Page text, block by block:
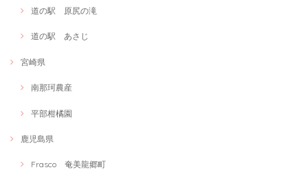
道の駅 原尻の滝
道の駅 あさじ
宮崎県
南那珂農産
平部柑橘園
鹿児島県
Frasco 奄美龍郷町